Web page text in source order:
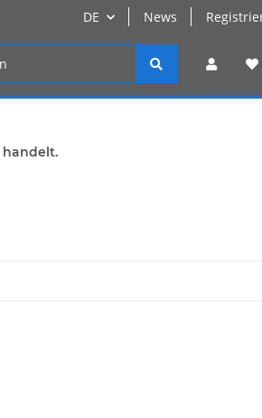
DE News
handelt.